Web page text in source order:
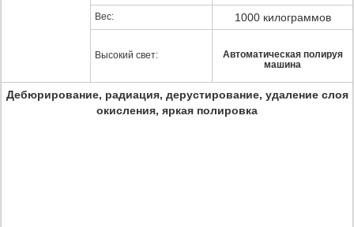
Вес: 1000 килограммов
Высокий свет:
Автоматическая полируя
машина
Дебюрирование, радиация, дерустирование, удаление слоя
окисления, яркая полировка